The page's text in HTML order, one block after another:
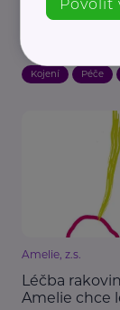
Jak zpevnit
sebevědomí
Kojení Péče
Amelie, z.s.
Léčba
Amelie chce
Povolit